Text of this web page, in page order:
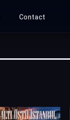
Contact